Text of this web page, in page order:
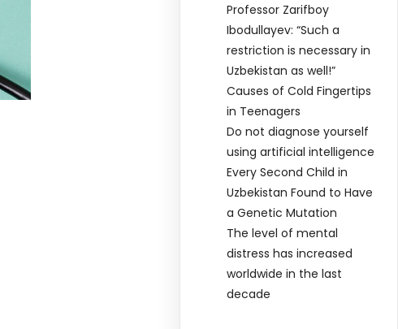
Professor Zarifboy
Ibodullayev: “Such a
restriction is necessary in
Uzbekistan as well!”
Causes of Cold Fingertips
in Teenagers
Do not diagnose yourself
using artificial intelligence
Every Second Child in
Uzbekistan Found to Have
a Genetic Mutation
The level of mental
distress has increased
worldwide in the last
decade